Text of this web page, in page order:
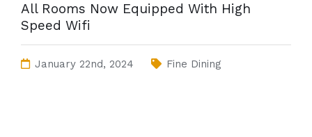
All Rooms Now Equipped With High
Speed Wifi
January 22nd, 2024 Fine Dining